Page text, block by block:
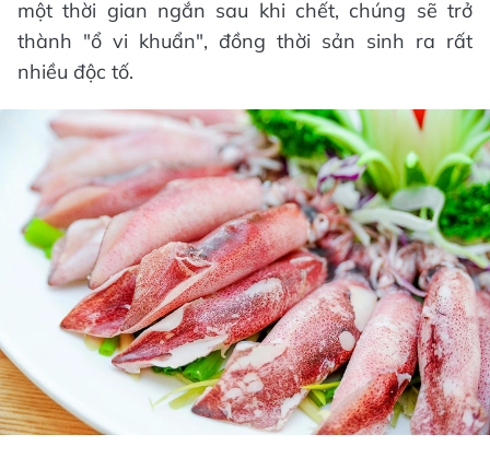
một thời gian ngắn sau khi chết, chúng sẽ trở
thành "ổ vi khuẩn", đồng thời sản sinh ra rất
nhiều độc tố.